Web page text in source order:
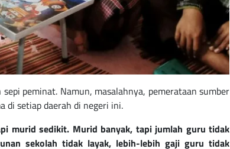
peminat. Namun, masalahnya, pemerataan sumber
di setiap daerah di negeri ini.
murid sedikit. Murid banyak, tapi jumlah guru tidak
sekolah tidak layak, lebih-lebih gaji guru tidak